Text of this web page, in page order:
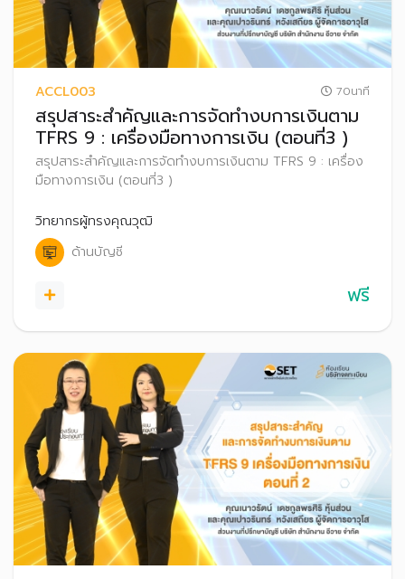
ACCL003 70นาที
สรุปสาระสำคัญและการจัดทำงบการเงินตาม
TFRS 9 : เครื่องมือทางการเงิน (ตอนที่3 )
สรุปสาระสำคัญและการจัดทำงบการเงินตาม TFRS 9 : เครื่อง
มือทางการเงิน (ตอนที่3 )
วิทยากรผู้ทรงคุณวุฒิ
ด้านบัญชี
ฟรี